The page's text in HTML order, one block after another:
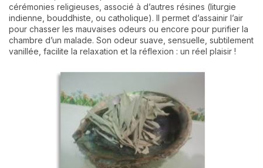
cérémonies religieuses, associé à d’autres résines (liturgie
indienne, bouddhiste, ou catholique). Il permet d’assainir l’air
pour chasser les mauvaises odeurs ou encore pour purifier la
chambre d’un malade. Son odeur suave, sensuelle, subtilement
vanillée, facilite la relaxation et la réflexion : un réel plaisir !